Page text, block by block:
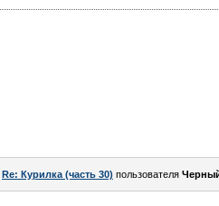
Re: Курилка (часть 30) пользователя